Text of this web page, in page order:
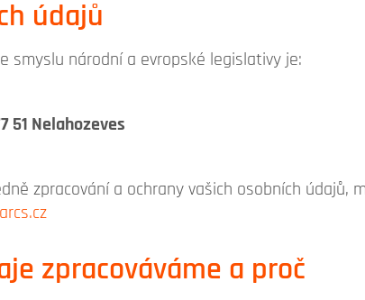
údajů
smyslu národní a evropské legislativy je:
51 Nelahozeves
zpracování a ochrany vašich osobních údajů,
zpracováváme a proč